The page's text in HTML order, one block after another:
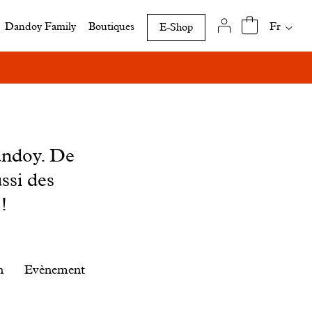
Dandoy Family Boutiques E-Shop
cette
Fr
De
des
Evènement